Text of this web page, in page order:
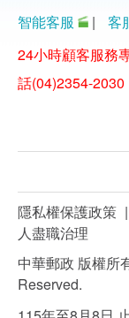
智能客服
| 客
24小時顧客服務
話(04)2354-2030
隱私權保護政策 |
人盡職治理
中華郵政 版權所
Reserved.